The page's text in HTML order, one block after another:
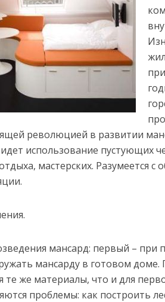
революцией в развитии
использование пустующих
мастерских. Разумеется с
мансард: первый – при
мансарду в готовом доме.
те же материалы, что и для
проблемы: как построить